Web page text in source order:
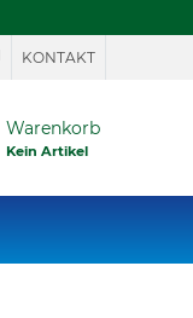
KONTAKT
Warenkorb
Kein Artikel